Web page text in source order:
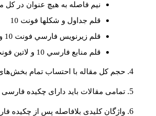
نيم فاصله به هيچ عنوان در كل
قلم جداول و شكلها فونت 10
قلم زيرنويس فارسي فونت 10 و لاتين فونت 8
قلم منابع فارسي 10 و لاتين فونت 9
حجم کل مقاله با احتساب تمام بخش‌های مذکور در بند ۲، بین
تمامی مقالات باید دارای چکیده فارسی و انگلیسی
واژگان کلیدی بلافاصله پس از چکیده فارسی و